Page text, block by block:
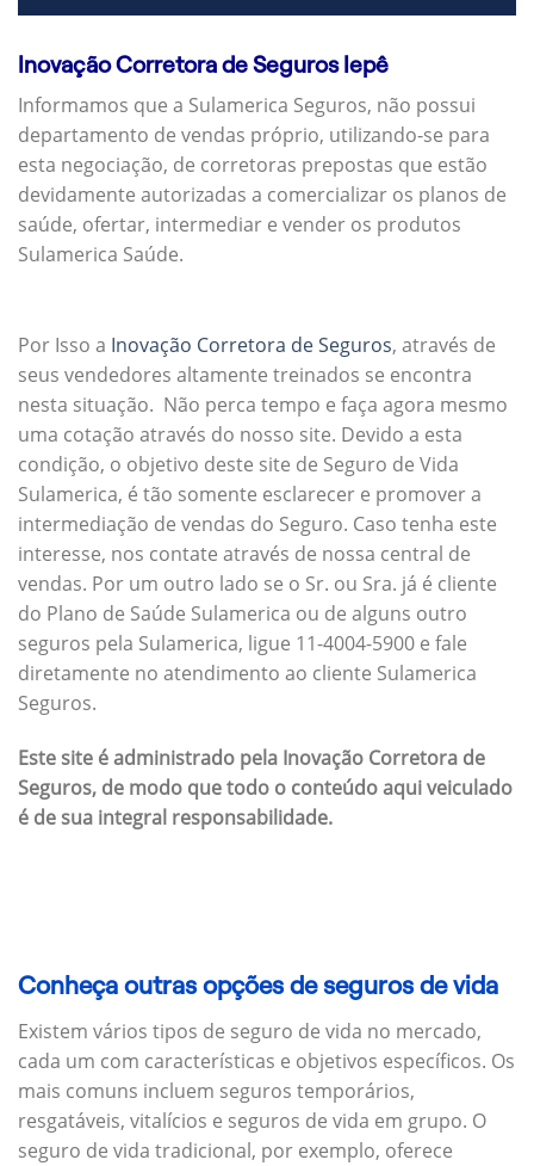
Inovação Corretora de Seguros Iepê
Informamos que a Sulamerica Seguros, não possui
departamento de vendas próprio, utilizando-se para
esta negociação, de corretoras prepostas que estão
devidamente autorizadas a comercializar os planos de
saúde, ofertar, intermediar e vender os produtos
Sulamerica Saúde.
Por Isso a Inovação Corretora de Seguros, através de
seus vendedores altamente treinados se encontra
nesta situação. Não perca tempo e faça agora mesmo
uma cotação através do nosso site. Devido a esta
condição, o objetivo deste site de Seguro de Vida
Sulamerica, é tão somente esclarecer e promover a
intermediação de vendas do Seguro. Caso tenha este
interesse, nos contate através de nossa central de
vendas. Por um outro lado se o Sr. ou Sra. já é cliente
do Plano de Saúde Sulamerica ou de alguns outro
seguros pela Sulamerica, ligue 11-4004-5900 e fale
diretamente no atendimento ao cliente Sulamerica
Seguros.
Este site é administrado pela Inovação Corretora de
Seguros, de modo que todo o conteúdo aqui veiculado
é de sua integral responsabilidade.
Conheça outras opções de seguros de vida
Existem vários tipos de seguro de vida no mercado,
cada um com características e objetivos específicos. Os
mais comuns incluem seguros temporários,
resgatáveis, vitalícios e seguros de vida em grupo. O
seguro de vida tradicional, por exemplo, oferece